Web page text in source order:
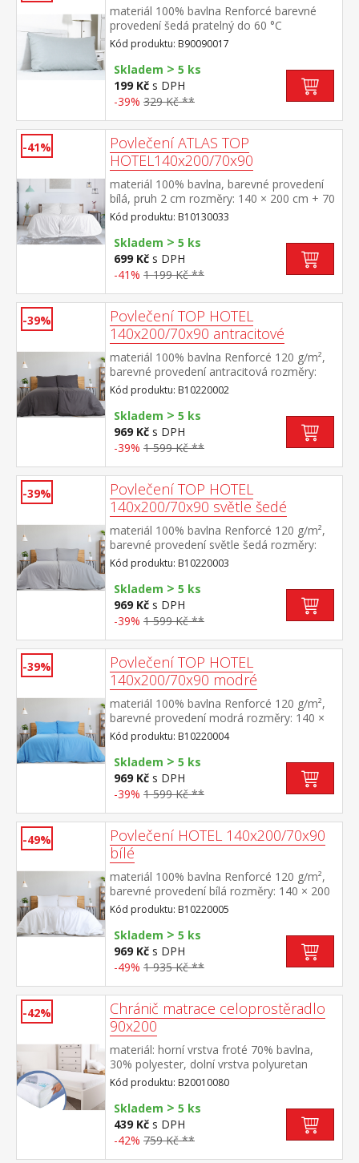
materiál 100% bavlna Renforcé barevné
provedení šedá pratelný do 60 °C
Kód produktu: B90090017
Skladem > 5 ks
199 Kč s DPH
-39% 329 Kč **
-41%
Povlečení ATLAS TOP
HOTEL140x200/70x90
materiál 100% bavlna, barevné provedení
bílá, pruh 2 cm rozměry: 140 × 200 cm + 70
× 90 cm odolné, nesrážlivá úprava, hotelový
uzávěr pratelné do 60 °C
Kód produktu: B10130033
Skladem > 5 ks
699 Kč s DPH
-41% 1 199 Kč **
-39%
Povlečení TOP HOTEL
140x200/70x90 antracitové
materiál 100% bavlna Renforcé 120 g/m²,
barevné provedení antracitová rozměry:
140 × 200 cm + 70 × 90 cm pevné, odolné,
stálobarevné, nesrážlivá úprava, hotelový
uzávěr pratelné do 60 °C
Kód produktu: B10220002
Skladem > 5 ks
969 Kč s DPH
-39% 1 599 Kč **
-39%
Povlečení TOP HOTEL
140x200/70x90 světle šedé
materiál 100% bavlna Renforcé 120 g/m²,
barevné provedení světle šedá rozměry:
140 × 200 cm + 70 × 90 cm pevné, odolné,
stálobarevné, nesrážlivá úprava, hotelový
uzávěr pratelné do 60 °C
Kód produktu: B10220003
Skladem > 5 ks
969 Kč s DPH
-39% 1 599 Kč **
-39%
Povlečení TOP HOTEL
140x200/70x90 modré
materiál 100% bavlna Renforcé 120 g/m²,
barevné provedení modrá rozměry: 140 ×
200 cm + 70 × 90 cm pevné, odolné,
stálobarevné, nesrážlivá úprava, hotelový
uzávěr pratelné do 60 °C
Kód produktu: B10220004
Skladem > 5 ks
969 Kč s DPH
-39% 1 599 Kč **
-49%
Povlečení HOTEL 140x200/70x90
bílé
materiál 100% bavlna Renforcé 120 g/m²,
barevné provedení bílá rozměry: 140 × 200
cm + 70 × 90 cm pevné, odolné,
stálobarevné, nesrážlivá úprava, hotelový
uzávěr pratelné do 60 °C
Kód produktu: B10220005
Skladem > 5 ks
969 Kč s DPH
-49% 1 935 Kč **
-42%
Chránič matrace celoprostěradlo
90x200
materiál: horní vrstva froté 70% bavlna,
30% polyester, dolní vrstva polyuretan
barevné provedení bílá obšito gumou,
pratelné do 60 °C
Kód produktu: B20010080
Skladem > 5 ks
439 Kč s DPH
-42% 759 Kč **